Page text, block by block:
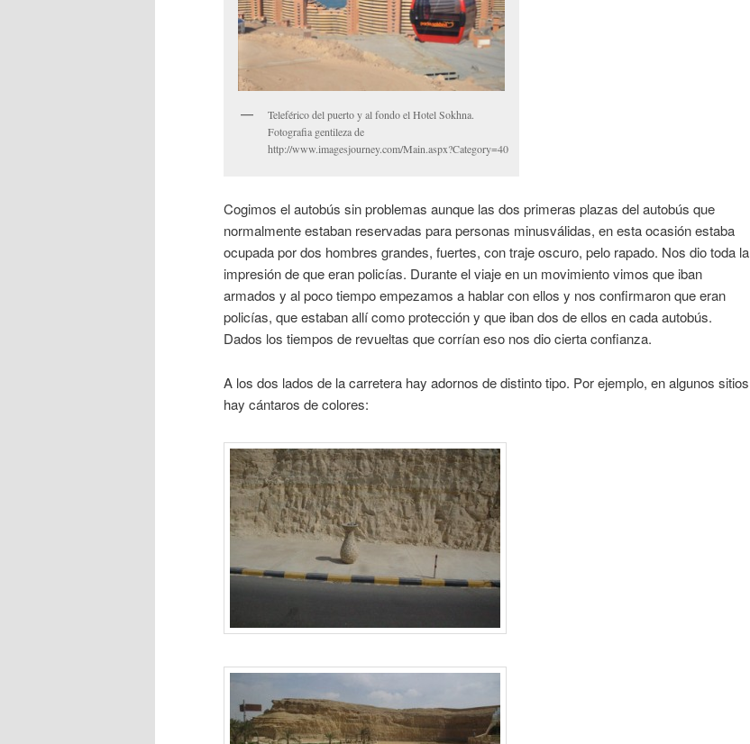
Teleférico del puerto y al fondo el Hotel Sokhna.
Fotografia gentileza de
http://www.imagesjourney.com/Main.aspx?Category=40
Cogimos el autobús sin problemas aunque las dos primeras plazas del autobús que
normalmente estaban reservadas para personas minusválidas, en esta ocasión estaba
ocupada por dos hombres grandes, fuertes, con traje oscuro, pelo rapado. Nos dio toda la
impresión de que eran policías. Durante el viaje en un movimiento vimos que iban
armados y al poco tiempo empezamos a hablar con ellos y nos confirmaron que eran
policías, que estaban allí como protección y que iban dos de ellos en cada autobús.
Dados los tiempos de revueltas que corrían eso nos dio cierta confianza.
A los dos lados de la carretera hay adornos de distinto tipo. Por ejemplo, en algunos sitios
hay cántaros de colores: